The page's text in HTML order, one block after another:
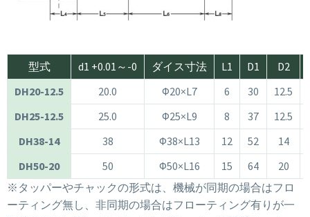
型式 d1 +0.01～-0 ダイス寸法 L1 D1 D2
DH20-12.5
20.0 Φ20×L7 6 30 12.5
DH25-12.5
25.0 Φ25×L9 8 37 12.5
DH38-14
38 Φ38×L13 12 52 14
DH50-20
50 Φ50×L16 15 64 20
※タッパーやチャックの形式は、機械が同期の場合はフロ
ーティング無し、非同期の場合はフローティング有りが一